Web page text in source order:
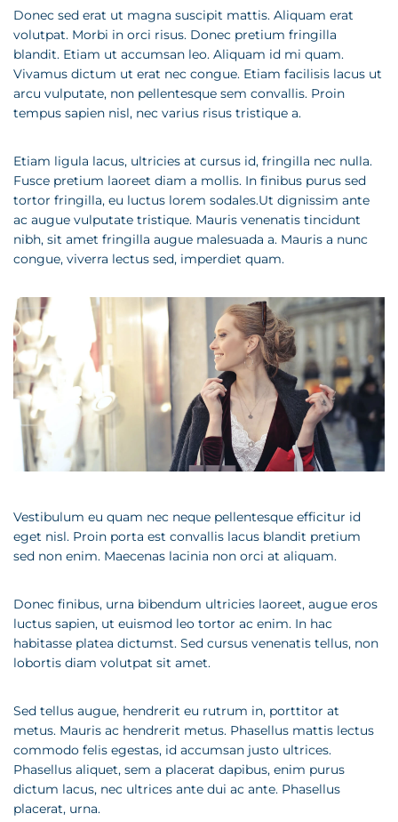
Donec sed erat ut magna suscipit mattis. Aliquam erat
volutpat. Morbi in orci risus. Donec pretium fringilla
blandit. Etiam ut accumsan leo. Aliquam id mi quam.
Vivamus dictum ut erat nec congue. Etiam facilisis lacus ut
arcu vulputate, non pellentesque sem convallis. Proin
tempus sapien nisl, nec varius risus tristique a.
Etiam ligula lacus, ultricies at cursus id, fringilla nec nulla.
Fusce pretium laoreet diam a mollis. In finibus purus sed
tortor fringilla, eu luctus lorem sodales.Ut dignissim ante
ac augue vulputate tristique. Mauris venenatis tincidunt
nibh, sit amet fringilla augue malesuada a. Mauris a nunc
congue, viverra lectus sed, imperdiet quam.
Vestibulum eu quam nec neque pellentesque efficitur id
eget nisl. Proin porta est convallis lacus blandit pretium
sed non enim. Maecenas lacinia non orci at aliquam.
Donec finibus, urna bibendum ultricies laoreet, augue eros
luctus sapien, ut euismod leo tortor ac enim. In hac
habitasse platea dictumst. Sed cursus venenatis tellus, non
lobortis diam volutpat sit amet.
Sed tellus augue, hendrerit eu rutrum in, porttitor at
metus. Mauris ac hendrerit metus. Phasellus mattis lectus
commodo felis egestas, id accumsan justo ultrices.
Phasellus aliquet, sem a placerat dapibus, enim purus
dictum lacus, nec ultrices ante dui ac ante. Phasellus
placerat, urna.